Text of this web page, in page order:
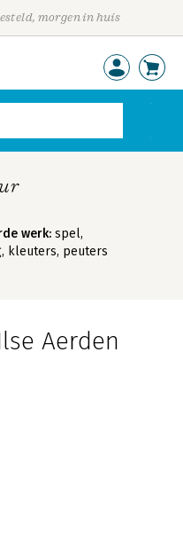
morgen in huis
werk: spel,
kleuters, peuters
Aerden